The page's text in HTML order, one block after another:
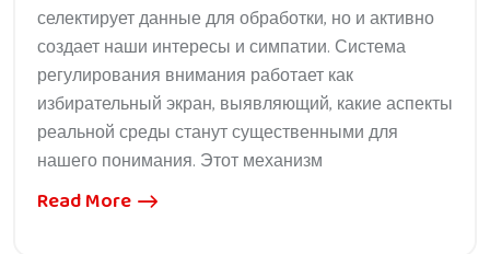
селектирует данные для обработки, но и активно
создает наши интересы и симпатии. Система
регулирования внимания работает как
избирательный экран, выявляющий, какие аспекты
реальной среды станут существенными для
нашего понимания. Этот механизм
Read More